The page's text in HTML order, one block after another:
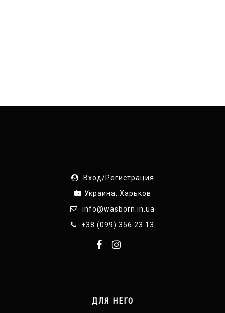
Вход/Регистрация
Украина, Харьков
info@wasborn.in.ua
+38 (099) 356 23 13
ДЛЯ НЕГО